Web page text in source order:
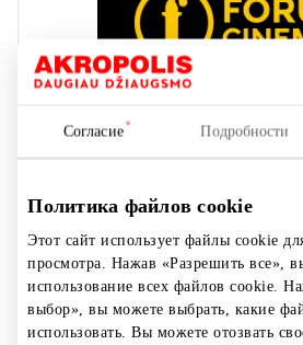
Согласие Подробности
Политика файлов cookie
Этот сайт использует файлы cookie
просмотра. Нажав «Разрешить все»,
использование всех файлов cookie.
выбор», вы можете выбрать, какие
использовать. Вы можете отозвать
FORUM CINEMAS